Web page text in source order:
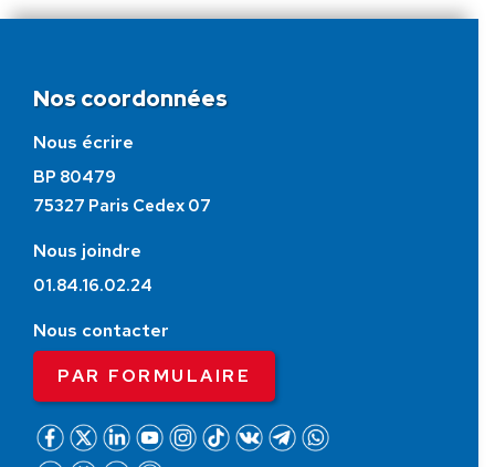
Nos coordonnées
Nous écrire
BP 80479
75327 Paris Cedex 07
Nous joindre
01.84.16.02.24
Nous contacter
PAR FORMULAIRE